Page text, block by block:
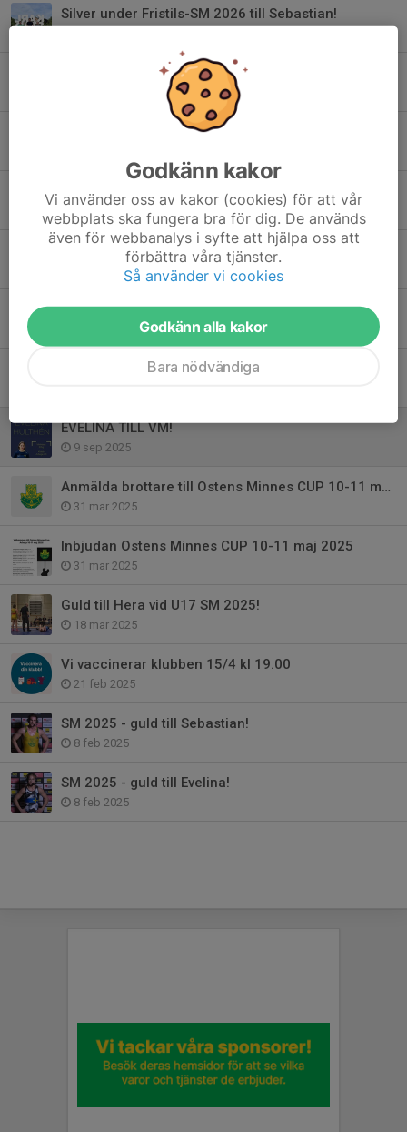
Silver under Fristils-SM 2026 till Sebastian!
HERA REPRESENTERADE SVERIGE UNDER U17-EM!
Evelina 5:a på EM 2026!
U17-SM 2026 - Hera försvarade sitt guld!
16 mar, 17:26
U17-SM 2026 - silver till Sindre!
16 mar, 16:52
U17-SM 2026 - brons till Elias!
16 mar, 16:51
Svenska mästerskapen i brottning 2026!
EVELINA TILL VM!
9 sep 2025
Anmälda brottare till Ostens Minnes CUP 10-11 maj 2025
31 mar 2025
Inbjudan Ostens Minnes CUP 10-11 maj 2025
31 mar 2025
Guld till Hera vid U17 SM 2025!
18 mar 2025
Vi vaccinerar klubben 15/4 kl 19.00
21 feb 2025
SM 2025 - guld till Sebastian!
8 feb 2025
SM 2025 - guld till Evelina!
8 feb 2025
Godkänn kakor
Vi använder oss av kakor (cookies) för att vår
webbplats ska fungera bra för dig. De används
även för webbanalys i syfte att hjälpa oss att
förbättra våra tjänster.
Så använder vi cookies
Godkänn alla kakor
Bara nödvändiga